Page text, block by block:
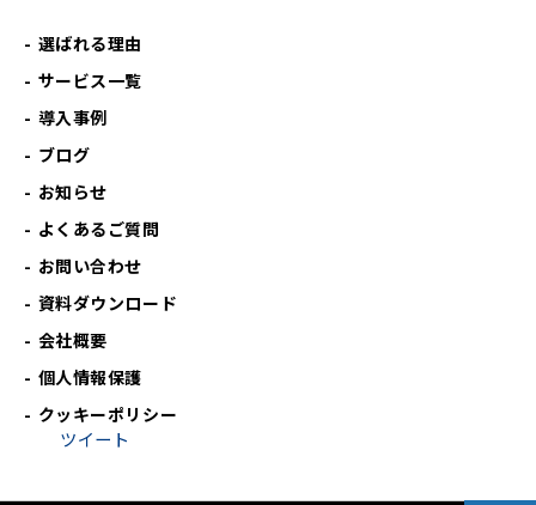
選ばれる理由
サービス一覧
導入事例
ブログ
お知らせ
よくあるご質問
お問い合わせ
資料ダウンロード
会社概要
個人情報保護
クッキーポリシー
ツイート